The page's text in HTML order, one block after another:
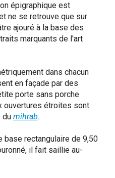
épigraphique est
ne se retrouve que sur
ajouré à la base des
marquants de l'art
dans chacun
en façade par des
porte sans porche
ouvertures étroites sont
du mihrab.
base rectangulaire de 9,50
il fait saillie au-